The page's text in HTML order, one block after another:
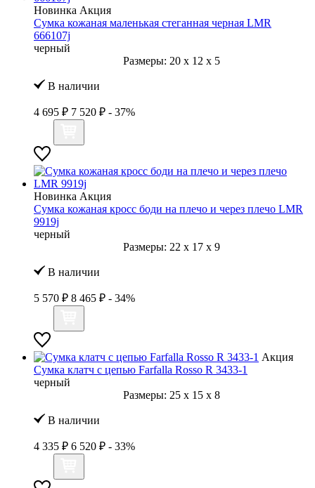
Новинка Акция
Сумка кожаная маленькая стеганная черная LMR
666107j
черный
Размеры: 20 x 12 x 5
В наличии
4 695 ₽ 7 520 ₽ - 37%
Новинка Акция
Сумка кожаная кросс боди на плечо и через плечо LMR
9919j
черный
Размеры: 22 x 17 x 9
В наличии
5 570 ₽ 8 465 ₽ - 34%
Акция
Сумка клатч с цепью Farfalla Rosso R 3433-1
черный
Размеры: 25 x 15 x 8
В наличии
4 335 ₽ 6 520 ₽ - 33%